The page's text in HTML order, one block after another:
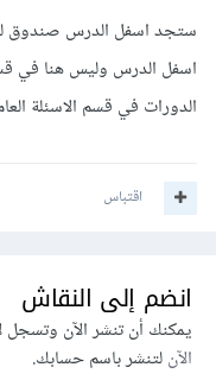
ستجد اسفل الدرس صندوق
اسفل الدرس وليس هنا في
الدورات في قسم الاسئلة
اقتباس
انضم إلى النقاش
يمكنك أن تنشر الآن وتسجل
الآنلتنشر باسم حسابك.